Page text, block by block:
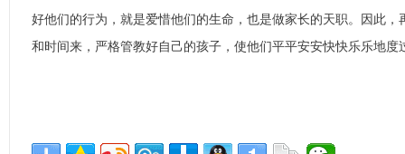
好他们的行为，就是爱惜他们的生命，也是做家长的天职。因此，
和时间来，严格管教好自己的孩子，使他们平平安安快快乐乐地度